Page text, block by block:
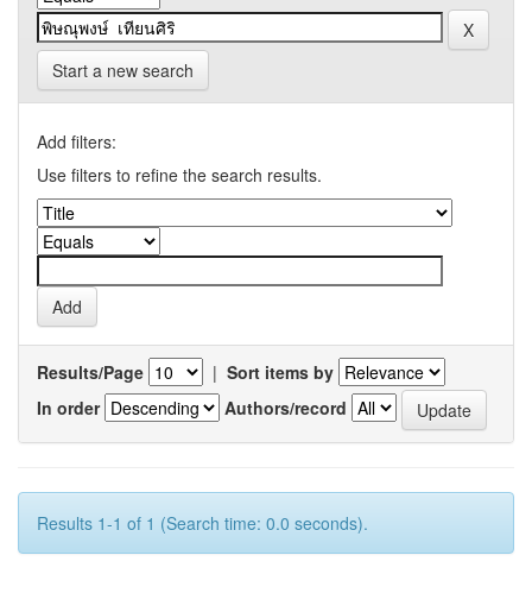
Start a new search
Add filters:
Use filters to refine the search results.
Results/Page | Sort items by
In order
Authors/record
Results 1-1 of 1 (Search time: 0.0 seconds).